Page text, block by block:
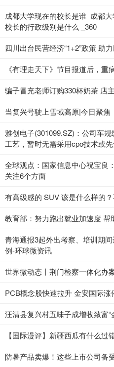
成都大学现在的校长是谁_成都
校长的行政级别是什么 _360
四川出台民营经济“1+2”政策 助
《有理走天下》节目报道后，重
骗子
当复兴号驶上雪域高原|今日聚焦
雅创电子(301099.SZ)：公司车
工艺，暂时无需采用cpo技术或
全球观点：国家信息中心祝宝良
关注6个方面
有高级感的 SUV 该是什么样的
教育部：努力跑出就业加速度 帮
青海通报3起外出考察、培训期
例-环球微资讯
世界微动态丨荆门检察一体化办
PCB概念股快速拉升 金安国际涨
汪清县复兴村五味子成增收致富“
【国际漫评】新疆西瓜有什么过
防暑产品卖爆！这些上市公司备